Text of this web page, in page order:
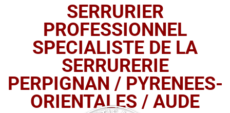
SERRURIER
PROFESSIONNEL
SPECIALISTE DE LA
SERRURERIE
PERPIGNAN / PYRENEES-
ORIENTALES / AUDE